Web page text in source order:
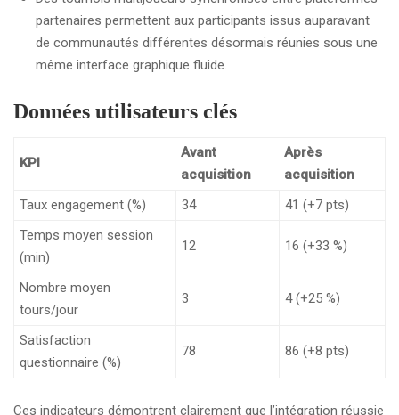
partenaires permettent aux participants issus auparavant
de communautés différentes désormais réunies sous une
même interface graphique fluide.
Données utilisateurs clés
KPI
Avant
acquisition
Après
acquisition
Taux engagement (%)
34
41 (+7 pts)
Temps moyen session
(min)
12 16 (+33 %)
Nombre moyen
tours/jour
3 4 (+25 %)
Satisfaction
questionnaire (%)
78 86 (+8 pts)
Ces indicateurs démontrent clairement que l’intégration réussie